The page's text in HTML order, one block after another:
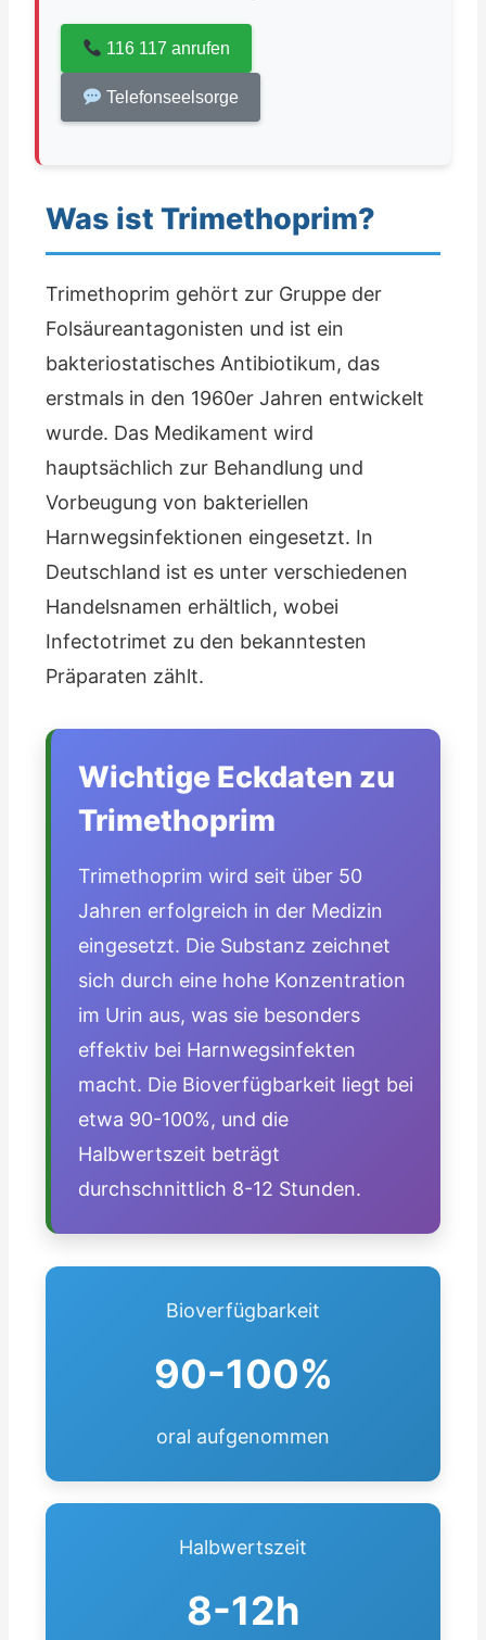
116 117 anrufen
Telefonseelsorge
Was ist Trimethoprim?
Trimethoprim gehört zur Gruppe der
Folsäureantagonisten und ist ein
bakteriostatisches Antibiotikum, das
erstmals in den 1960er Jahren entwickelt
wurde. Das Medikament wird
hauptsächlich zur Behandlung und
Vorbeugung von bakteriellen
Harnwegsinfektionen eingesetzt. In
Deutschland ist es unter verschiedenen
Handelsnamen erhältlich, wobei
Infectotrimet zu den bekanntesten
Präparaten zählt.
Wichtige Eckdaten zu
Trimethoprim
Trimethoprim wird seit über 50
Jahren erfolgreich in der Medizin
eingesetzt. Die Substanz zeichnet
sich durch eine hohe Konzentration
im Urin aus, was sie besonders
effektiv bei Harnwegsinfekten
macht. Die Bioverfügbarkeit liegt bei
etwa 90-100%, und die
Halbwertszeit beträgt
durchschnittlich 8-12 Stunden.
Bioverfügbarkeit
90-100%
oral aufgenommen
Halbwertszeit
8-12h